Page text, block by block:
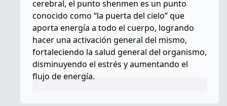
cerebral, el punto shenmen es un punto
conocido como “la puerta del cielo” que
aporta energía a todo el cuerpo, logrando
hacer una activación general del mismo,
fortaleciendo la salud general del organismo,
disminuyendo el estrés y aumentando el
flujo de energía.